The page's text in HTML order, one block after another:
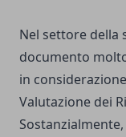
Nel settore della
documento
in
Valutazione dei